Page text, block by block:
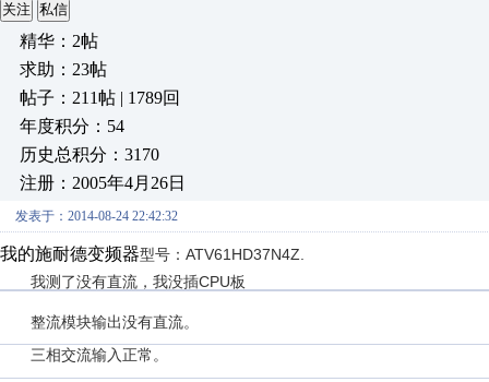
关注 私信
精华：2帖
求助：23帖
帖子：211帖 | 1789回
年度积分：54
历史总积分：3170
注册：2005年4月26日
发表于：2014-08-24 22:42:32
我的施耐德变频器型号：ATV61HD37N4Z.
我测了没有直流，我没插CPU板
整流模块输出没有直流。
三相交流输入正常。